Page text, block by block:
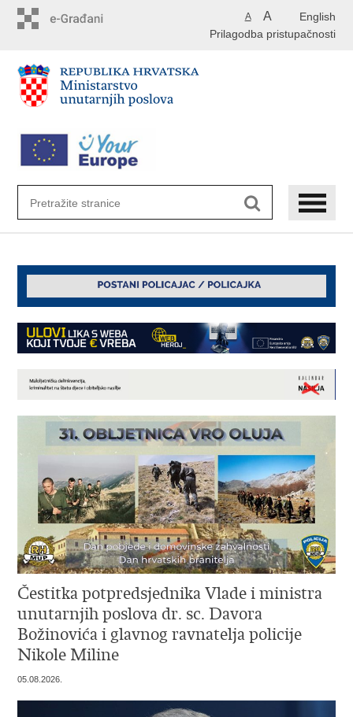
English
A A
Prilagodba pristupačnosti
Čestitka potpredsjednika Vlade i ministra
unutarnjih poslova dr. sc. Davora
Božinovića i glavnog ravnatelja policije
Nikole Miline
05.08.2026.